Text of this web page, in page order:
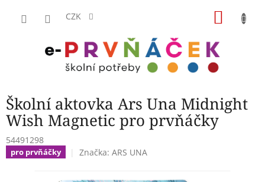
CZK
Školní aktovka Ars Una Midnight
Wish Magnetic pro prvňáčky
54491298
pro prvňáčky Značka: ARS UNA